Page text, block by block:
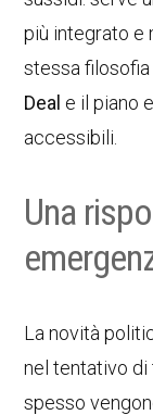
più integrato e
stessa
Deal e il piano
accessibili.
Una
La novità
nel tentativo di
spesso